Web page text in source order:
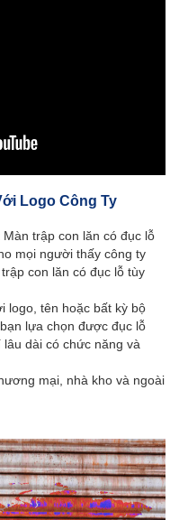
Logo Công Ty
trập con lăn có đục lỗ
mọi người thấy công ty
con lăn có đục lỗ tùy
logo, tên hoặc bất kỳ bộ
lựa chọn được đục lỗ
dài có chức năng và
mại, nhà kho và ngoài